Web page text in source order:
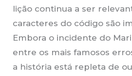
lição continua a ser
caracteres do código são
Embora o incidente do
entre os mais famosos
a história está repleta de